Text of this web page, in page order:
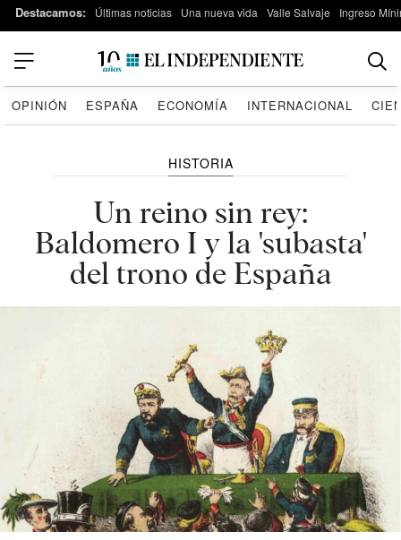
Destacamos: Últimas noticias Una nueva vida Valle Salvaje Ingreso
OPINIÓN ESPAÑA ECONOMÍA INTERNACIONAL
HISTORIA
Un reino sin rey:
Baldomero I y la 'subasta'
del trono de España